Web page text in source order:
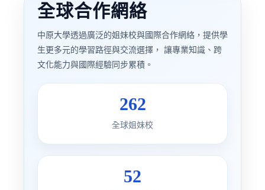
全球合作網絡
中原大學透過廣泛的姐妹校與國際合作網絡，提供學
生更多元的學習路徑與交流選擇， 讓專業知識、跨
文化能力與國際經驗同步累積。
262
全球姐妹校
52